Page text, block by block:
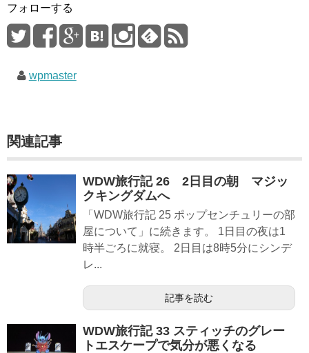
フォローする
wpmaster
関連記事
WDW旅行記 26 2日目の朝 マジッ
クキングダムへ
「WDW旅行記 25 ポップセンチュリーの部
屋について」に続きます。 1日目の夜は1
時半ごろに就寝。 2日目は8時5分にシンデ
レ...
記事を読む
WDW旅行記 33 スティッチのグレー
トエスケープで気分が悪くなる